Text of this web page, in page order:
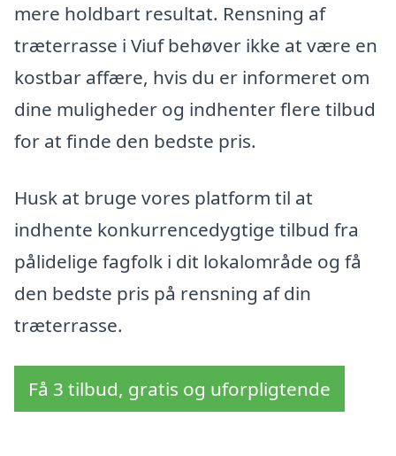
mere holdbart resultat. Rensning af
træterrasse i Viuf behøver ikke at være en
kostbar affære, hvis du er informeret om
dine muligheder og indhenter flere tilbud
for at finde den bedste pris.
Husk at bruge vores platform til at
indhente konkurrencedygtige tilbud fra
pålidelige fagfolk i dit lokalområde og få
den bedste pris på rensning af din
træterrasse.
Få 3 tilbud, gratis og uforpligtende